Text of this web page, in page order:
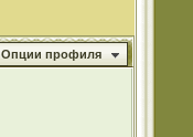
Опции профиля